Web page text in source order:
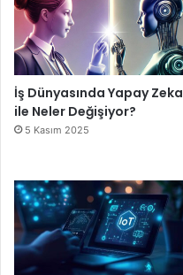
İş Dünyasında Yapay Zeka
ile Neler Değişiyor?
5 Kasım 2025